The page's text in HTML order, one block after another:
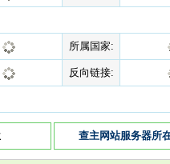
所属国家:
反向链接:
查主网站服务器所